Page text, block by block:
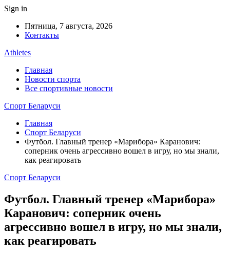
Sign in
Пятница, 7 августа, 2026
Контакты
Athletes
Главная
Новости спорта
Все спортивные новости
Спорт Беларуси
Главная
Спорт Беларуси
Футбол. Главный тренер «Марибора» Каранович:
соперник очень агрессивно вошел в игру, но мы знали,
как реагировать
Спорт Беларуси
Футбол. Главный тренер «Марибора»
Каранович: соперник очень
агрессивно вошел в игру, но мы знали,
как реагировать